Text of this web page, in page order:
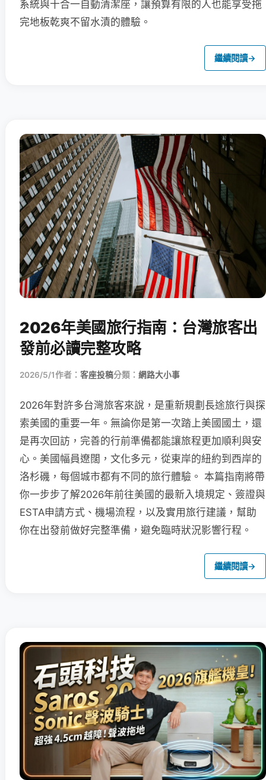
系統與十合一自動清潔座，讓預算有限的人也能享受拖
完地板乾爽不留水漬的體驗。
繼續閱讀→
2026年美國旅行指南：台灣旅客出
發前必讀完整攻略
2026/5/1作者： 客座投稿分類： 網路大小事
2026年對許多台灣旅客來說，是重新規劃長途旅行與探
索美國的重要一年。無論你是第一次踏上美國國土，還
是再次回訪，完善的行前準備都能讓旅程更加順利與安
心。美國幅員遼闊，文化多元，從東岸的紐約到西岸的
洛杉磯，每個城市都有不同的旅行體驗。 本篇指南將帶
你一步步了解2026年前往美國的最新入境規定、簽證與
ESTA申請方式、機場流程，以及實用旅行建議，幫助
你在出發前做好完整準備，避免臨時狀況影響行程。
繼續閱讀→